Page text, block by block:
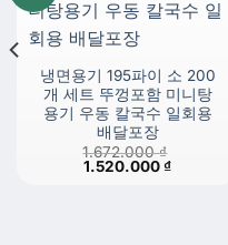
냉면용기 195파이 소 200
개 세트 뚜껑포함 미니탕
용기 우동 칼국수 일회용
배달포장
1.672.000₫
원
1.520.000₫현